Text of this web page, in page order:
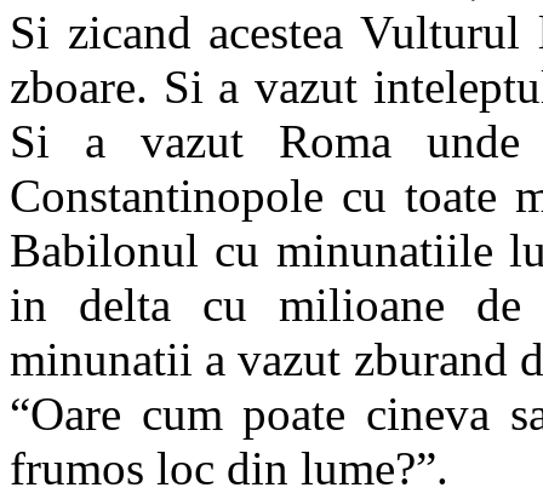
Si zicand acestea
zboare. Si a vazut
Si a vazut Roma unde
Constantinopole cu toate
Babilonul cu minunatiile
in delta cu milioane de
minunatii a vazut zburand
“Oare cum poate cineva
frumos loc din lume?”.